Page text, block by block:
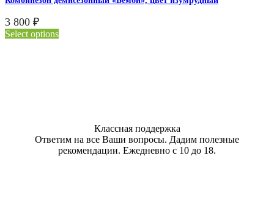
3 800 ₽
Select options
Классная поддержка
Ответим на все Ваши вопросы. Дадим полезные
рекомендации. Ежедневно с 10 до 18.